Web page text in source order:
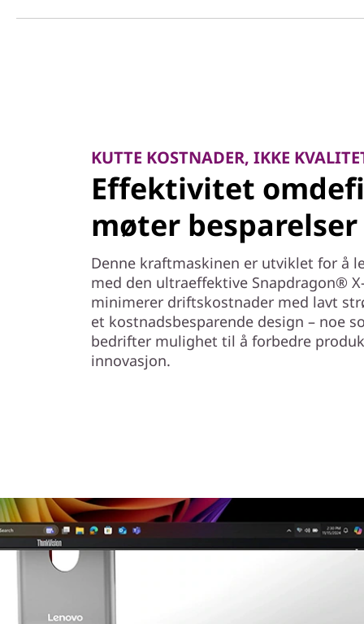
KUTTE KOSTNADER, IKKE
Effektivitet
møter besparelser
Denne kraftmaskinen er utviklet for å
med den ultraeffektive Snapdragon®
minimerer driftskostnader med lavt
et kostnadsbesparende design – noe
bedrifter mulighet til å forbedre
innovasjon.